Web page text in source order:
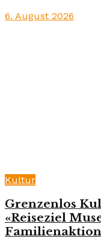
6. August 2026
Kultur
Grenzenlos
«Reiseziel